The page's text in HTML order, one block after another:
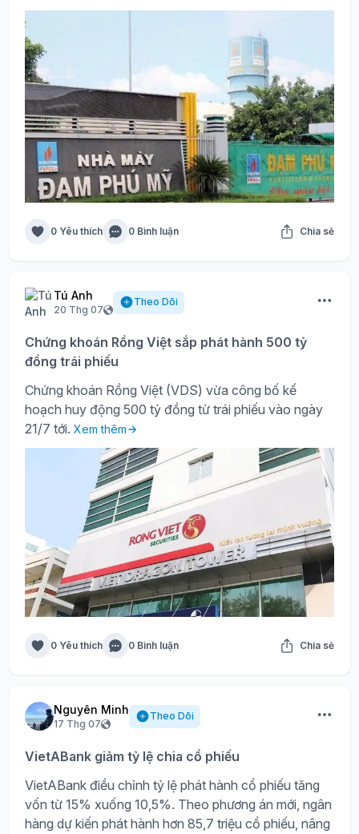
0 Yêu thích 0 Bình luận Chia sẻ
Tú Anh
20 Thg 07
Theo Dõi
Chứng khoán Rồng Việt sắp phát hành 500 tỷ
đồng trái phiếu
Chứng khoán Rồng Việt (VDS) vừa công bố kế
hoạch huy động 500 tỷ đồng từ trái phiếu vào ngày
21/7 tới. Xem thêm
0 Yêu thích 0 Bình luận Chia sẻ
Nguyên Minh
17 Thg 07
Theo Dõi
VietABank giảm tỷ lệ chia cổ phiếu
VietABank điều chỉnh tỷ lệ phát hành cổ phiếu tăng
vốn từ 15% xuống 10,5%. Theo phương án mới, ngân
hàng dự kiến phát hành hơn 85,7 triệu cổ phiếu, nâng